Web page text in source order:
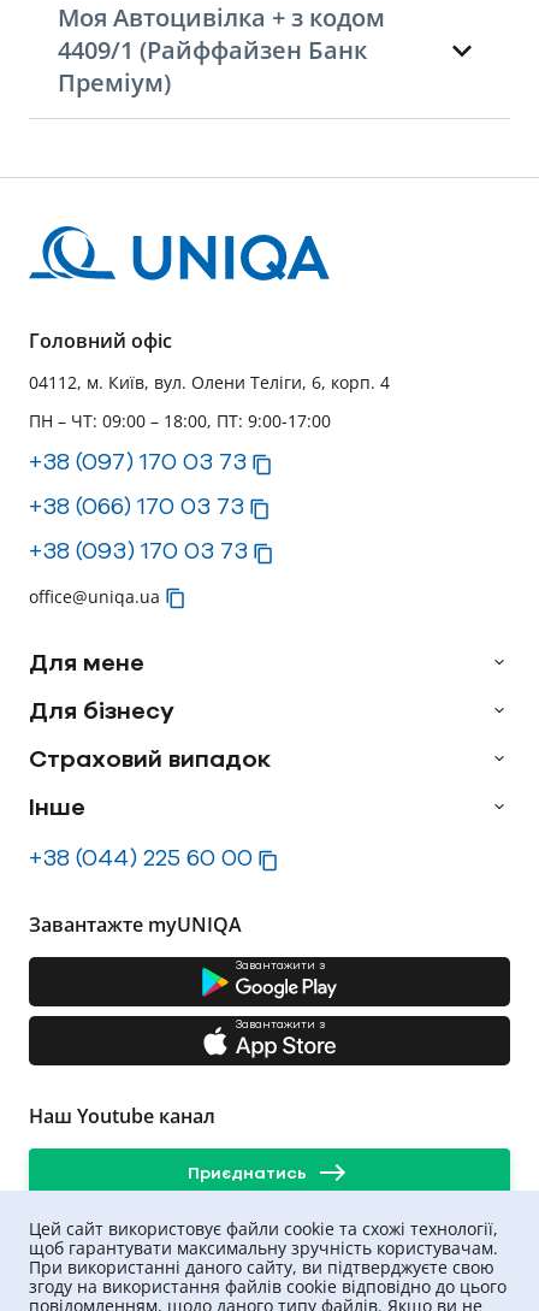
Моя Автоцивілка + з кодом
4409/1 (Райффайзен Банк
Преміум)
Головний офіс
04112, м. Київ, вул. Олени Теліги, 6, корп. 4
ПН – ЧТ: 09:00 – 18:00, ПТ: 9:00-17:00
+38 (097) 170 03 73
+38 (066) 170 03 73
+38 (093) 170 03 73
office@uniqa.ua
Для мене
Для бізнесу
Страховий випадок
Інше
+38 (044) 225 60 00
Завантажте myUNIQA
Завантажити з
Завантажити з
Наш Youtube канал
Приєднатись
Цей сайт використовує файли cookie та схожі технології,
щоб гарантувати максимальну зручність користувачам.
При використанні даного сайту, ви підтверджуєте свою
згоду на використання файлів cookie відповідно до цього
повідомленням, щодо даного типу файлів. Якщо ви не